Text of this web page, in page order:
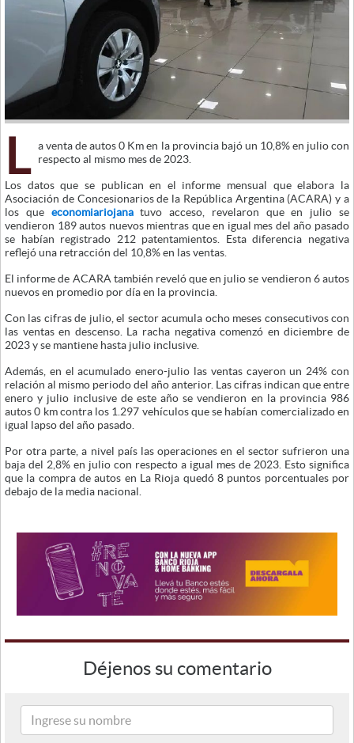
L
a venta de autos 0 Km en la provincia bajó un 10,8% en julio con
respecto al mismo mes de 2023.
Los datos que se publican en el informe mensual que elabora la
Asociación de Concesionarios de la República Argentina (ACARA) y a
los que economiariojanatuvo acceso, revelaron que en julio se
vendieron 189 autos nuevos mientras que en igual mes del año pasado
se habían registrado 212 patentamientos. Esta diferencia negativa
reflejó una retracción del 10,8% en las ventas.
El informe de ACARA también reveló que en julio se vendieron 6 autos
nuevos en promedio por día en la provincia.
Con las cifras de julio, el sector acumula ocho meses consecutivos con
las ventas en descenso. La racha negativa comenzó en diciembre de
2023 y se mantiene hasta julio inclusive.
Además, en el acumulado enero-julio las ventas cayeron un 24% con
relación al mismo periodo del año anterior. Las cifras indican que entre
enero y julio inclusive de este año se vendieron en la provincia 986
autos 0 km contra los 1.297 vehículos que se habían comercializado en
igual lapso del año pasado.
Por otra parte, a nivel país las operaciones en el sector sufrieron una
baja del 2,8% en julio con respecto a igual mes de 2023. Esto significa
que la compra de autos en La Rioja quedó 8 puntos porcentuales por
debajo de la media nacional.
Déjenos su comentario